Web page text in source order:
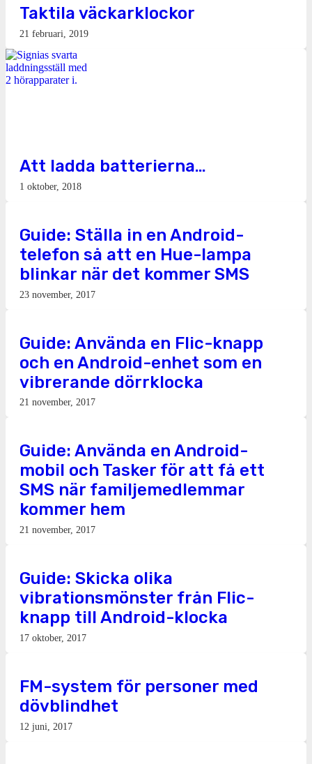
Taktila väckarklockor
21 februari, 2019
Att ladda batterierna…
1 oktober, 2018
Guide: Ställa in en Android-
telefon så att en Hue-lampa
blinkar när det kommer SMS
23 november, 2017
Guide: Använda en Flic-knapp
och en Android-enhet som en
vibrerande dörrklocka
21 november, 2017
Guide: Använda en Android-
mobil och Tasker för att få ett
SMS när familjemedlemmar
kommer hem
21 november, 2017
Guide: Skicka olika
vibrationsmönster från Flic-
knapp till Android-klocka
17 oktober, 2017
FM-system för personer med
dövblindhet
12 juni, 2017